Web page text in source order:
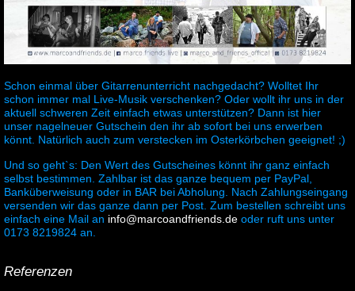
Schon einmal über Gitarrenunterricht nachgedacht? Wolltet Ihr
schon immer mal Live-Musik verschenken? Oder wollt ihr uns in der
aktuell schweren Zeit einfach etwas unterstützen? Dann ist hier
unser nagelneuer Gutschein den ihr ab sofort bei uns erwerben
könnt. Natürlich auch zum verstecken im Osterkörbchen geeignet! ;)
Und so geht`s: Den Wert des Gutscheines könnt ihr ganz einfach
selbst bestimmen. Zahlbar ist das ganze bequem per PayPal,
Banküberweisung oder in BAR bei Abholung. Nach Zahlungseingang
versenden wir das ganze dann per Post. Zum bestellen schreibt uns
einfach eine Mail an info@marcoandfriends.de oder ruft uns unter
0173 8219824 an.
Referenzen